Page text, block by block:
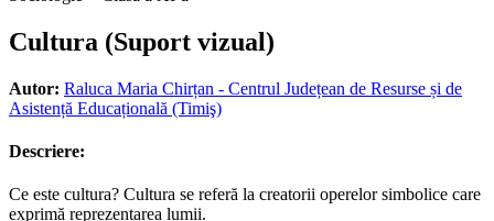
Cultura (Suport vizual)
Autor: Raluca Maria Chirțan - Centrul Județean de Resurse și de
Asistență Educațională (Timiş)
Descriere:
Ce este cultura? Cultura se referă la creatorii operelor simbolice care
exprimă reprezentarea lumii.